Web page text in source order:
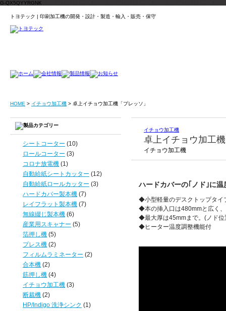
G-QX5QYYRGNK
トヨテック | 印刷加工機の開発・設計・製造・輸入・販売・保守
HOME > イチョウ加工機 > 卓上イチョウ加工機「プレッソ」
イチョウ加工機
卓上イチョウ加工
イチョウ加工機
ハードカバーの｢ノド｣に
◆小型軽量のデスクトップタイ
◆本の挿入口は480mmと広く
◆最大厚は45mmまで。(ノド位
◆ヒーター温度調整機能付
シートコーター (10)
ロールコーター (3)
コロナ放電機 (1)
自動給紙シートカッター (12)
自動給紙ロールカッター (3)
ハードカバー製本機 (7)
レイフラット製本機 (7)
無線綴じ製本機 (6)
産業用スキャナー (5)
箔押し機 (5)
プレス機 (2)
フィルムラミネーター (2)
合本機 (2)
筋押し機 (4)
イチョウ加工機 (3)
断裁機 (2)
HP/Indigo 洗浄シンク (1)